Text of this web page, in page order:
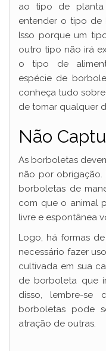
ao tipo de planta
entender o tipo de
Isso porque um
outro tipo não irá
o tipo de
espécie de
conheça tudo
de tomar qualquer
Não
As borboletas
não por obrigação.
borboletas de
com que o animal
livre e espontânea
Logo, há formas
necessário fazer
cultivada em sua
de borboleta que
disso, lembre-
borboletas pode
atração de outras.